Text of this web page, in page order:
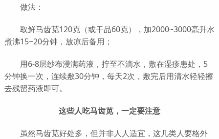
做法：
取鲜马齿苋120克（或干品60克），加2000~3000毫升水
煮沸15~20分钟，放凉后备用；
用6-8层纱布浸满药液，拧至不滴水，敷在湿疹患处，5
分钟换一次，连续敷30分钟，每天2次，敷完后用清水轻轻擦
去残留药液即可。
这些人吃马齿苋，一定要注意
虽然马齿苋好处多，但并非人人适宜，这几类人要格外